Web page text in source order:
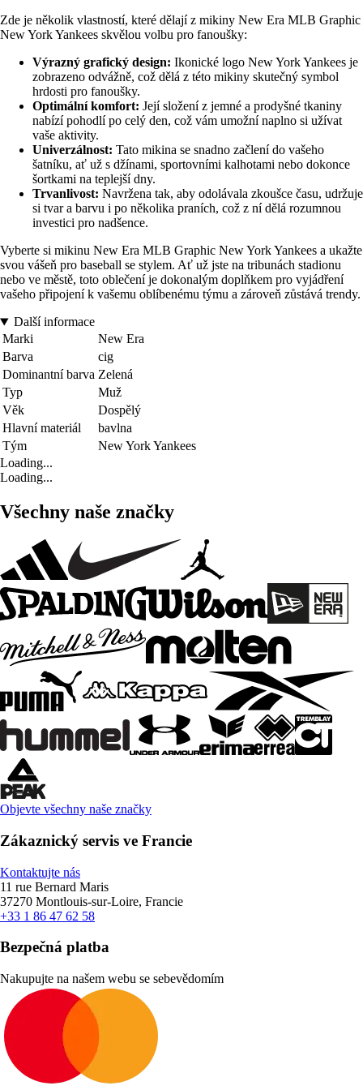
Zde je několik vlastností, které dělají z mikiny New Era MLB Graphic
New York Yankees skvělou volbu pro fanoušky:
Výrazný grafický design: Ikonické logo New York Yankees je
zobrazeno odvážně, což dělá z této mikiny skutečný symbol
hrdosti pro fanoušky.
Optimální komfort: Její složení z jemné a prodyšné tkaniny
nabízí pohodlí po celý den, což vám umožní naplno si užívat
vaše aktivity.
Univerzálnost: Tato mikina se snadno začlení do vašeho
šatníku, ať už s džínami, sportovními kalhotami nebo dokonce
šortkami na teplejší dny.
Trvanlivost: Navržena tak, aby odolávala zkoušce času, udržuje
si tvar a barvu i po několika praních, což z ní dělá rozumnou
investici pro nadšence.
Vyberte si mikinu New Era MLB Graphic New York Yankees a ukažte
svou vášeň pro baseball se stylem. Ať už jste na tribunách stadionu
nebo ve městě, toto oblečení je dokonalým doplňkem pro vyjádření
vašeho připojení k vašemu oblíbenému týmu a zároveň zůstává trendy.
Další informace
Marki
New Era
Barva
cig
Dominantní barva Zelená
Typ
Muž
Věk
Dospělý
Hlavní materiál
bavlna
Tým
New York Yankees
Loading...
Loading...
Všechny naše značky
Objevte všechny naše značky
Zákaznický servis ve Francie
Kontaktujte nás
11 rue Bernard Maris
37270 Montlouis-sur-Loire, Francie
+33 1 86 47 62 58
Bezpečná platba
Nakupujte na našem webu se sebevědomím